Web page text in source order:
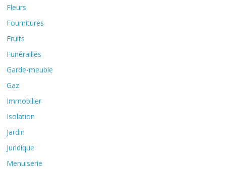
Fleurs
Fournitures
Fruits
Funérailles
Garde-meuble
Gaz
Immobilier
Isolation
Jardin
Juridique
Menuiserie